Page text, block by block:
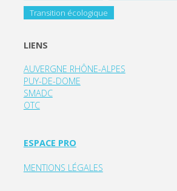
Transition écologique
LIENS
AUVERGNE RHÔNE-ALPES
PUY-DE-DOME
SMADC
OTC
ESPACE PRO
MENTIONS LÉGALES